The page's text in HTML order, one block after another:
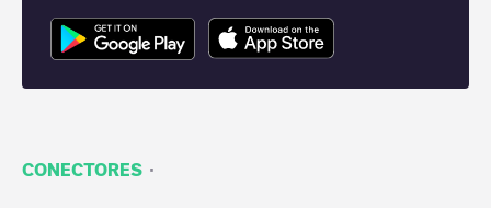
CONECTORES ·